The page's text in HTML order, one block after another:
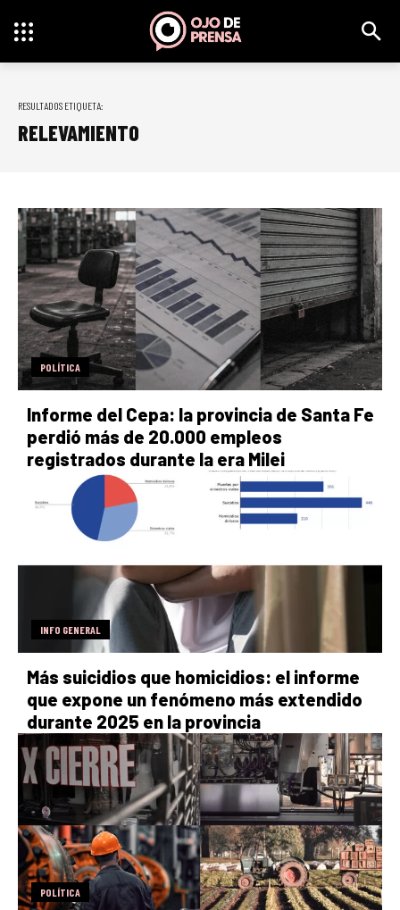
RESULTADOS ETIQUETA:
RELEVAMIENTO
POLÍTICA
Informe del Cepa: la provincia de Santa Fe
perdió más de 20.000 empleos
registrados durante la era Milei
INFO GENERAL
Más suicidios que homicidios: el informe
que expone un fenómeno más extendido
durante 2025 en la provincia
POLÍTICA